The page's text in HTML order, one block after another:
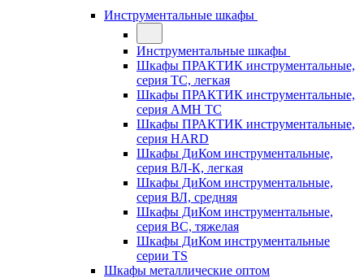
Инструментальные шкафы
Инструментальные шкафы
Шкафы ПРАКТИК инструментальные,
серия ТC, легкая
Шкафы ПРАКТИК инструментальные,
серия AMH TC
Шкафы ПРАКТИК инструментальные,
серия HARD
Шкафы ДиКом инструментальные,
cерия ВЛ-К, легкая
Шкафы ДиКом инструментальные,
серия ВЛ, средняя
Шкафы ДиКом инструментальные,
серия ВС, тяжелая
Шкафы ДиКом инструментальные
серии TS
Шкафы металлические оптом